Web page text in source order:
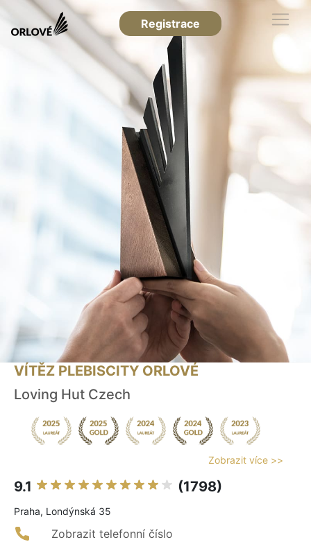
Registrace
VÍTĚZ PLEBISCITY ORLOVÉ
Loving Hut Czech
Zobrazit více >>
9.1 (1798)
Praha, Londýnská 35
Zobrazit telefonní číslo